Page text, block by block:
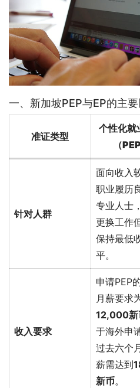
一、新加坡PEP与EP的主要
准证类型
个性化就
（
针对人群
面向收入
职业履历
专业人士
更换工作
保持最低
平。
收入要求
申请PEP
月薪要求
12,000新
于海外申
过去六个
薪需达到
新币。